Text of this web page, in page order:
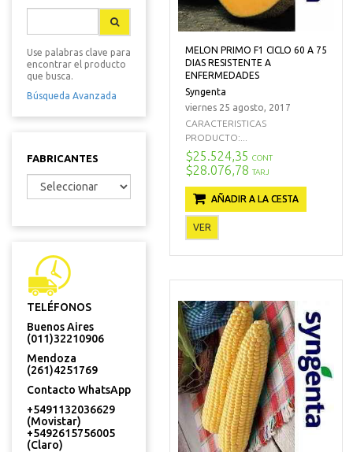
Use palabras clave para
encontrar el producto
que busca.
Búsqueda Avanzada
FABRICANTES
TELÉFONOS
Buenos Aires
(011)32210906
Mendoza
(261)4251769
Contacto WhatsApp
+5491132036629
(Movistar)
+5492615756005
(Claro)
MELON PRIMO F1 CICLO 60 A 75
DIAS RESISTENTE A
ENFERMEDADES
Syngenta
viernes 25 agosto, 2017
CARACTERISTICAS
PRODUCTO:...
$25.524,35 CONT
$28.076,78 TARJ
AÑADIR A LA CESTA
VER